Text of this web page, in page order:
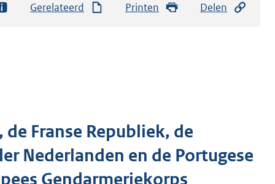
Gerelateerd Printen Delen
Franse Republiek, de
Nederlanden en de Portugese
Gendarmeriekorps